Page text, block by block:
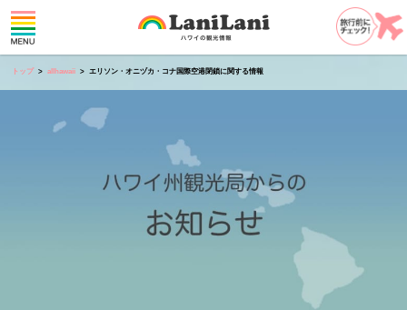
トップ allhawaii エリソン・オニヅカ・コナ国際空港閉鎖に関する情報